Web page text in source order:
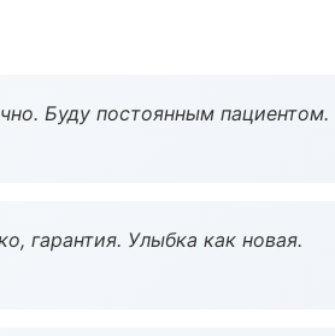
Буду постоянным пациентом.
гарантия. Улыбка как новая.